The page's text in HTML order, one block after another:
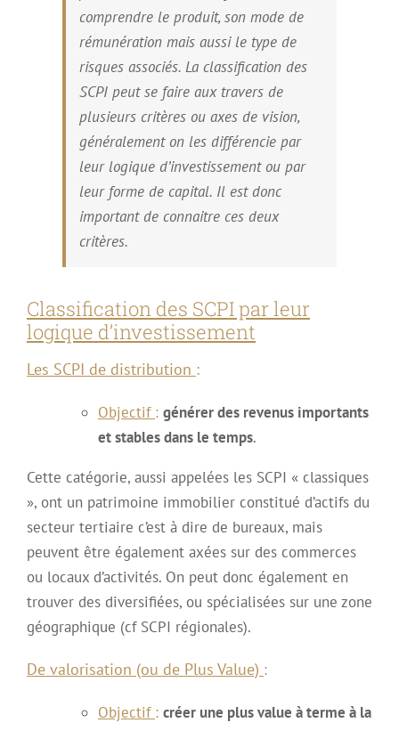
comprendre le produit, son mode de
rémunération mais aussi le type de
risques associés. La classification des
SCPI peut se faire aux travers de
plusieurs critères ou axes de vision,
généralement on les différencie par
leur logique d’investissement ou par
leur forme de capital. Il est donc
important de connaitre ces deux
critères.
Classification des SCPI par leur
logique d’investissement
Les SCPI de distribution :
Objectif : générer des revenus importants
et stables dans le temps.
Cette catégorie, aussi appelées les SCPI « classiques
», ont un patrimoine immobilier constitué d’actifs du
secteur tertiaire c’est à dire de bureaux, mais
peuvent être également axées sur des commerces
ou locaux d’activités. On peut donc également en
trouver des diversifiées, ou spécialisées sur une zone
géographique (cf SCPI régionales).
De valorisation (ou de Plus Value) :
Objectif : créer une plus value à terme à la